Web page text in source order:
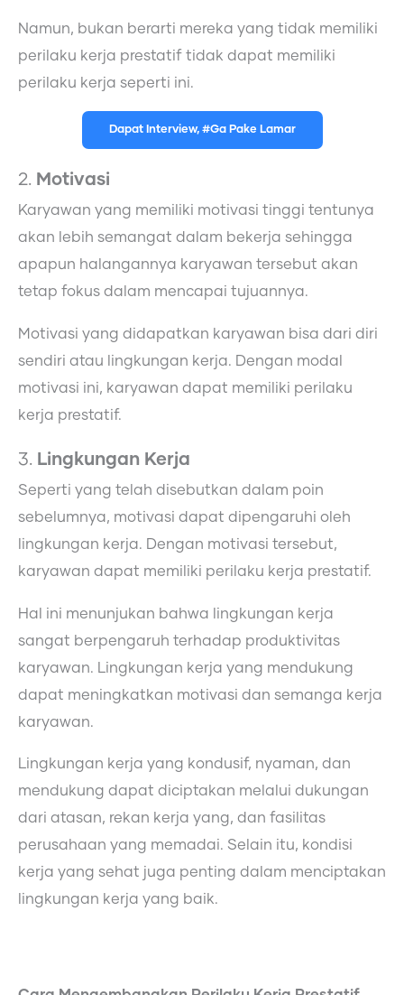
Namun, bukan berarti mereka yang tidak memiliki
perilaku kerja prestatif tidak dapat memiliki
perilaku kerja seperti ini.
Dapat Interview, #Ga Pake Lamar
2. Motivasi
Karyawan yang memiliki motivasi tinggi tentunya
akan lebih semangat dalam bekerja sehingga
apapun halangannya karyawan tersebut akan
tetap fokus dalam mencapai tujuannya.
Motivasi yang didapatkan karyawan bisa dari diri
sendiri atau lingkungan kerja. Dengan modal
motivasi ini, karyawan dapat memiliki perilaku
kerja prestatif.
3. Lingkungan Kerja
Seperti yang telah disebutkan dalam poin
sebelumnya, motivasi dapat dipengaruhi oleh
lingkungan kerja. Dengan motivasi tersebut,
karyawan dapat memiliki perilaku kerja prestatif.
Hal ini menunjukan bahwa lingkungan kerja
sangat berpengaruh terhadap produktivitas
karyawan. Lingkungan kerja yang mendukung
dapat meningkatkan motivasi dan semanga kerja
karyawan.
Lingkungan kerja yang kondusif, nyaman, dan
mendukung dapat diciptakan melalui dukungan
dari atasan, rekan kerja yang, dan fasilitas
perusahaan yang memadai. Selain itu, kondisi
kerja yang sehat juga penting dalam menciptakan
lingkungan kerja yang baik.